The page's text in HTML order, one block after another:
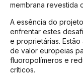
membrana revestida
A essência do
enfrentar estes
e proprietárias.
de valor europeias
fluoropolímeros e
críticos.